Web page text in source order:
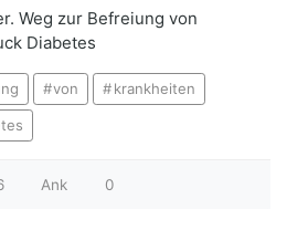
Weg zur Befreiung von
Diabetes
von krankheiten
Ank 0